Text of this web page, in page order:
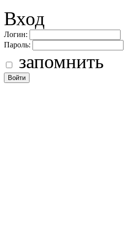
Вход
Логин:
Пароль:
запомнить